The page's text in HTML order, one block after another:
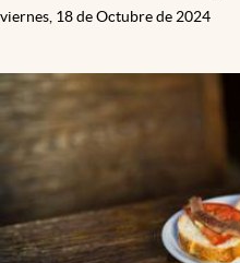
viernes, 18 de Octubre de 2024